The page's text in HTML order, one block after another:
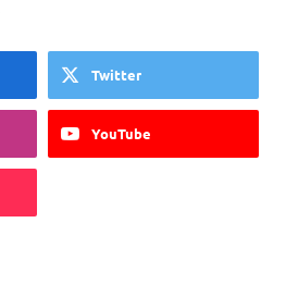
Twitter
YouTube